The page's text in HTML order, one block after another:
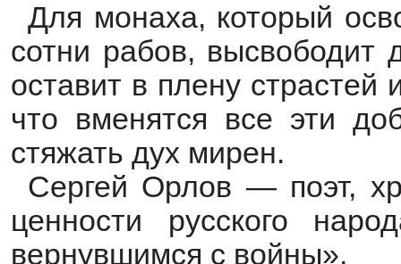
Для монаха, который
сотни рабов, высвободит
оставит в плену
что вменятся все эти
стяжать дух мирен.
Сергей Орлов — поэт,
ценности русского
вернувшимся с войны».